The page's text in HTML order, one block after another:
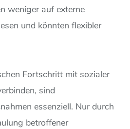
weniger auf externe
und könnten flexibler
Fortschritt mit sozialer
sind
essenziell. Nur durch
betroffener